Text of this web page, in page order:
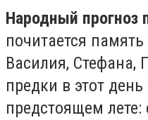
Народный прогноз
почитается
Василия, Стефана,
предки в этот
предстоящем лете: